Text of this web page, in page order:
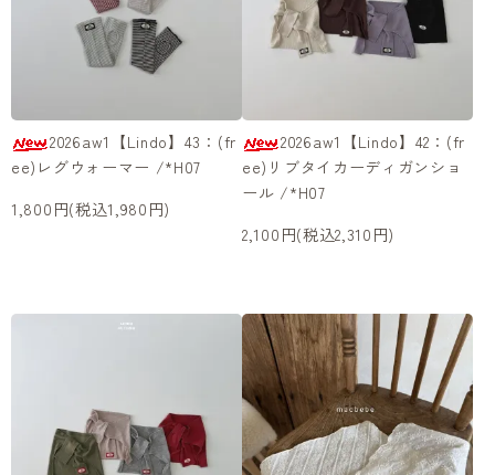
2026aw1【Lindo】43：(fr
ee)レグウォーマー /*H07
1,800円(税込1,980円)
2026aw1【Lindo】42：(fr
ee)リブタイカーディガンショ
ール /*H07
2,100円(税込2,310円)